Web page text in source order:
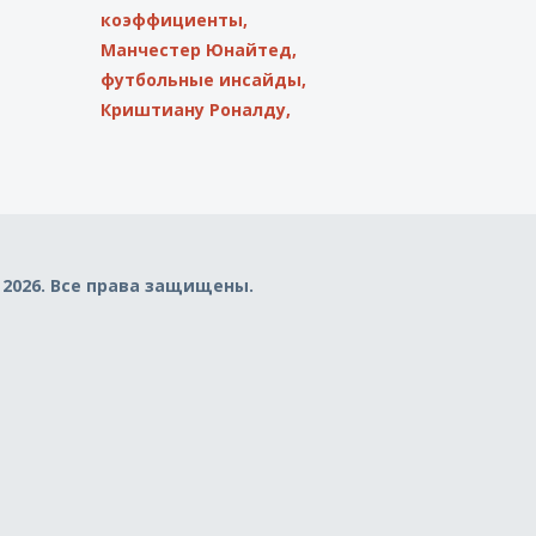
коэффициенты,
Манчестер Юнайтед,
футбольные инсайды,
Криштиану Роналду,
Все права защищены.